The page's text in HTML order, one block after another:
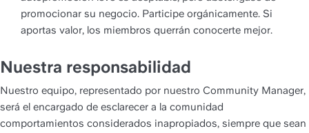
promocionar su negocio. Participe orgánicamente. Si
aportas valor, los miembros querrán conocerte mejor.
Nuestra responsabilidad
Nuestro equipo, representado por nuestro Community Manager,
será el encargado de esclarecer a la comunidad
comportamientos considerados inapropiados, siempre que sean